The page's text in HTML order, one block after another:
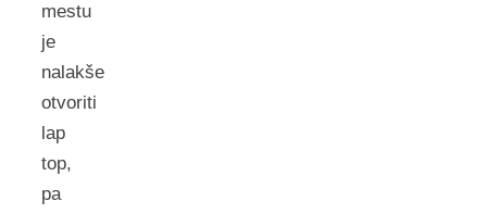
mestu
je
nalakše
otvoriti
lap
top,
pa